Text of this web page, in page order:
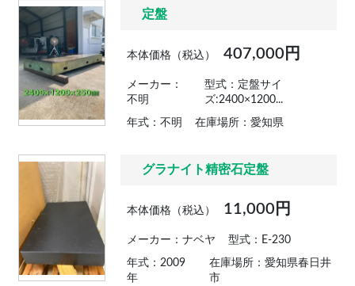
定盤
本体価格（税込） 407,000円
メーカー：
不明
型式：定盤サイ
ズ:2400×1200...
年式：不明 在庫場所：愛知県
グラナイト精密石定盤
本体価格（税込） 11,000円
メーカー：ナベヤ 型式：E-230
年式：2009
年
在庫場所：愛知県春日井
市